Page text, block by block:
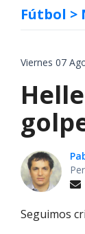
Fútbol >
Viernes 07
Seguimos